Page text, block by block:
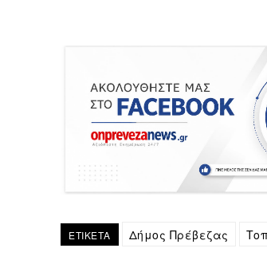
ΕΤΙΚΕΤΑ Δήμος Πρέβεζας